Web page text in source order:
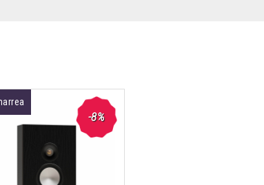
-8%